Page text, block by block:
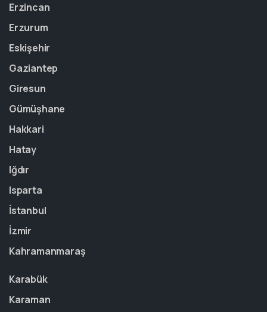
Erzincan
Erzurum
Eskişehir
Gaziantep
Giresun
Gümüşhane
Hakkari
Hatay
Iğdır
Isparta
İstanbul
İzmir
Kahramanmaraş
Karabük
Karaman